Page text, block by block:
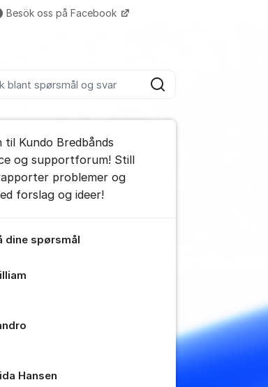
Søk
Besök oss på Facebook Flere supportlenker
kommentarer
til Kundo Bredbånds
og supportforum! Still
problemer og
forslag og ideer!
dine spørsmål
Hansen